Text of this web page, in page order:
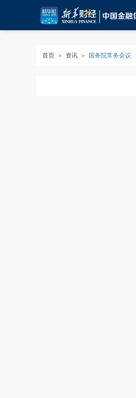
首页 ＞ 资讯 ＞ 国务院常务会议